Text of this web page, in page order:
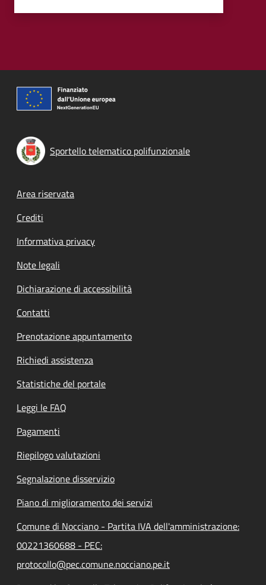
Sportello telematico polifunzionale
Footer menu
Area riservata
Crediti
Informativa privacy
Note legali
Dichiarazione di accessibilità
Contatti
Prenotazione appuntamento
Richiedi assistenza
Statistiche del portale
Leggi le FAQ
Pagamenti
Riepilogo valutazioni
Segnalazione disservizio
Piano di miglioramento dei servizi
Comune di Nocciano - Partita IVA dell'amministrazione:
00221360688 - PEC:
protocollo@pec.comune.nocciano.pe.it